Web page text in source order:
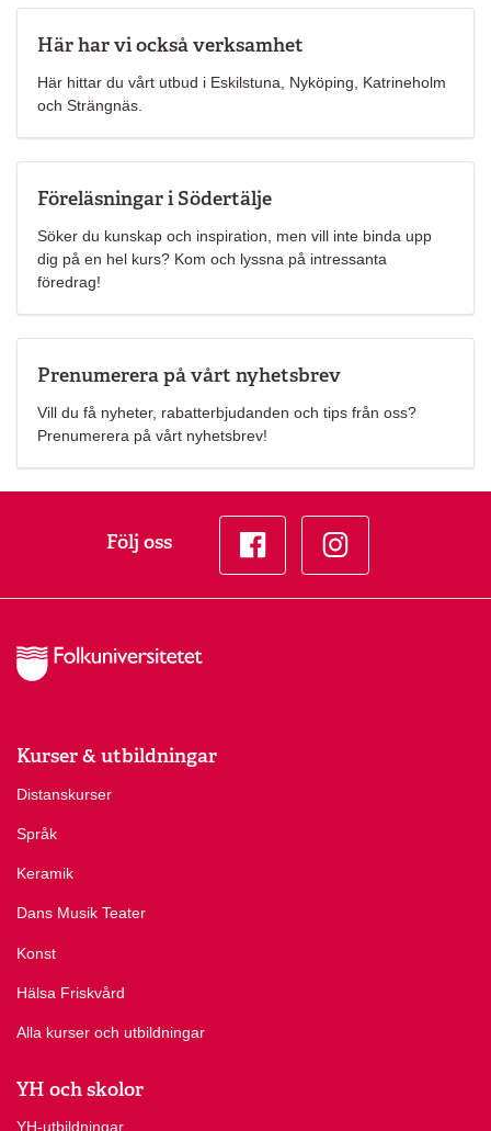
Här har vi också verksamhet
Här hittar du vårt utbud i Eskilstuna, Nyköping, Katrineholm
och Strängnäs.
Föreläsningar i Södertälje
Söker du kunskap och inspiration, men vill inte binda upp
dig på en hel kurs? Kom och lyssna på intressanta
föredrag!
Prenumerera på vårt nyhetsbrev
Vill du få nyheter, rabatterbjudanden och tips från oss?
Prenumerera på vårt nyhetsbrev!
Följ oss Facebook
Kurser & utbildningar
Distanskurser
Språk
Keramik
Dans Musik Teater
Konst
Hälsa Friskvård
Alla kurser och utbildningar
YH och skolor
YH-utbildningar